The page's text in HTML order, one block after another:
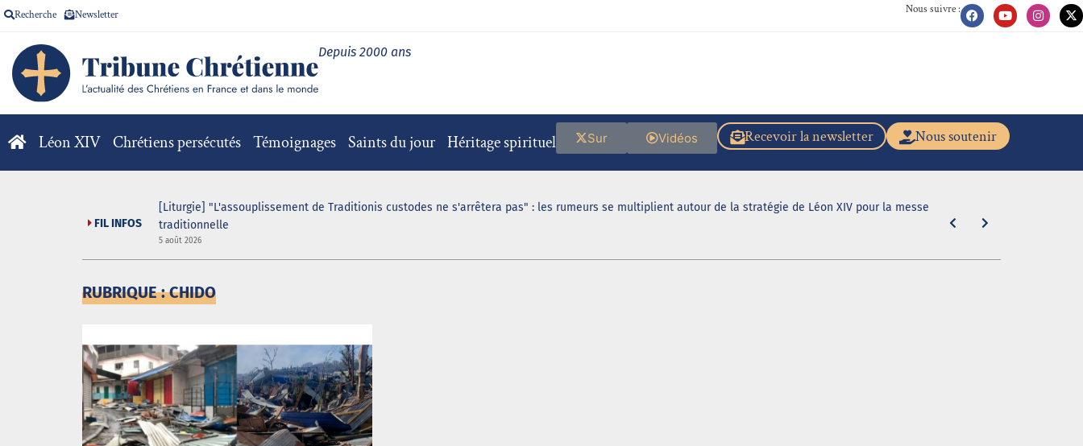
Recherche Newsletter Nous suivre :
Depuis 2000 ans
Léon XIV Chrétiens persécutés Témoignages Saints du jour Héritage spirituel Nous soutenir
Recevoir la newsletter
Vidéos
Sur
FIL INFOS
[Liturgie] "L'assouplissement de Traditionis custodes ne s'arrêtera pas" : les rumeurs se multiplient autour de la stratégie de Léon XIV pour la messe
traditionnelle
5 août 2026
RUBRIQUE : CHIDO